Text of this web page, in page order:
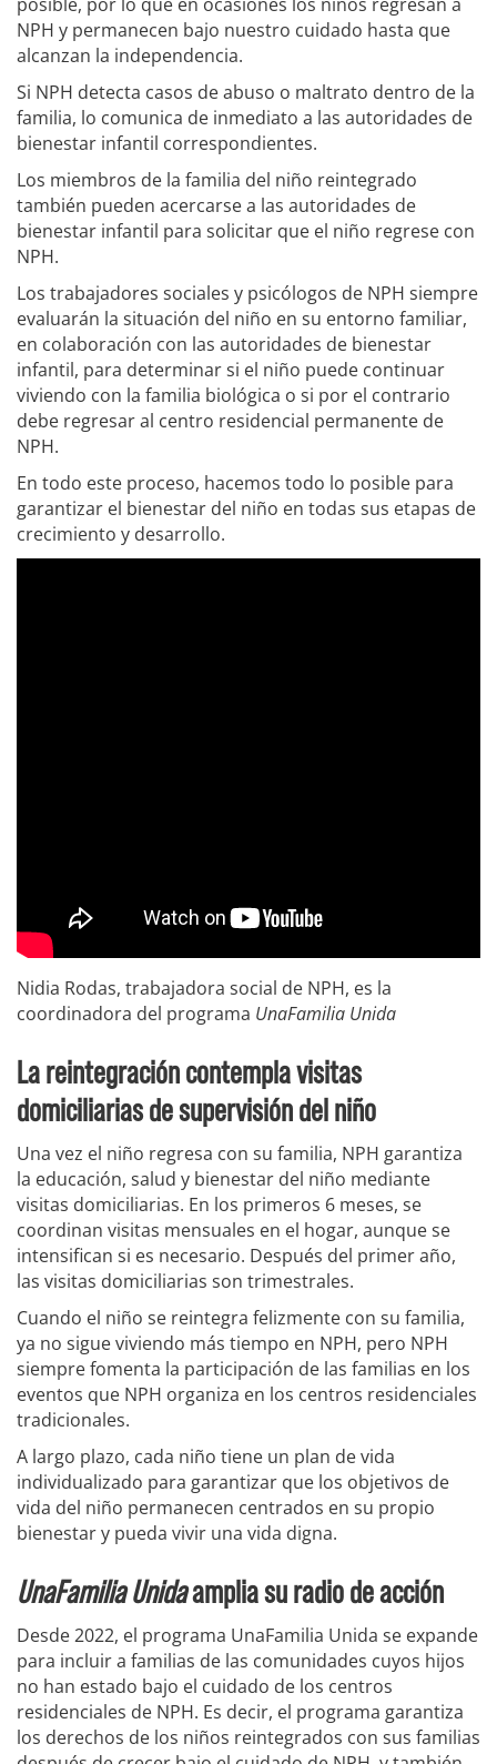
posible, por lo que en ocasiones los niños regresan a
NPH y permanecen bajo nuestro cuidado hasta que
alcanzan la independencia.
Si NPH detecta casos de abuso o maltrato dentro de la
familia, lo comunica de inmediato a las autoridades de
bienestar infantil correspondientes.
Los miembros de la familia del niño reintegrado
también pueden acercarse a las autoridades de
bienestar infantil para solicitar que el niño regrese con
NPH.
Los trabajadores sociales y psicólogos de NPH siempre
evaluarán la situación del niño en su entorno familiar,
en colaboración con las autoridades de bienestar
infantil, para determinar si el niño puede continuar
viviendo con la familia biológica o si por el contrario
debe regresar al centro residencial permanente de
NPH.
En todo este proceso, hacemos todo lo posible para
garantizar el bienestar del niño en todas sus etapas de
crecimiento y desarrollo.
Nidia Rodas, trabajadora social de NPH, es la
coordinadora del programa UnaFamilia Unida
La reintegración contempla visitas
domiciliarias de supervisión del niño
Una vez el niño regresa con su familia, NPH garantiza
la educación, salud y bienestar del niño mediante
visitas domiciliarias. En los primeros 6 meses, se
coordinan visitas mensuales en el hogar, aunque se
intensifican si es necesario. Después del primer año,
las visitas domiciliarias son trimestrales.
Cuando el niño se reintegra felizmente con su familia,
ya no sigue viviendo más tiempo en NPH, pero NPH
siempre fomenta la participación de las familias en los
eventos que NPH organiza en los centros residenciales
tradicionales.
A largo plazo, cada niño tiene un plan de vida
individualizado para garantizar que los objetivos de
vida del niño permanecen centrados en su propio
bienestar y pueda vivir una vida digna.
UnaFamilia Unidaamplia su radio de acción
Desde 2022, el programa UnaFamilia Unida se expande
para incluir a familias de las comunidades cuyos hijos
no han estado bajo el cuidado de los centros
residenciales de NPH. Es decir, el programa garantiza
los derechos de los niños reintegrados con sus familias